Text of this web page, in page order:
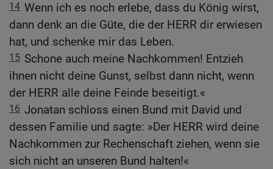
14 Wenn ich es noch erlebe, dass du König wirst,
dann denk an die Güte, die der HERR dir erwiesen
hat, und schenke mir das Leben.
15 Schone auch meine Nachkommen! Entzieh
ihnen nicht deine Gunst, selbst dann nicht, wenn
der HERR alle deine Feinde beseitigt.«
16 Jonatan schloss einen Bund mit David und
dessen Familie und sagte: »Der HERR wird deine
Nachkommen zur Rechenschaft ziehen, wenn sie
sich nicht an unseren Bund halten!«